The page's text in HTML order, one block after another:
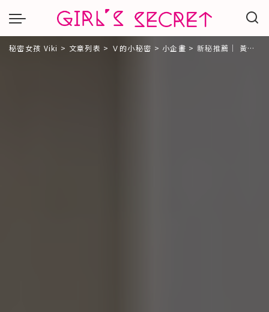
秘密女孩 Viki > 文章列表 > Ｖ的小秘密 > 小企畫 > 新秘推薦｜ 黃寶妮Bony 彩妝造型/新娘秘書 ｜給自己一個變美的機會